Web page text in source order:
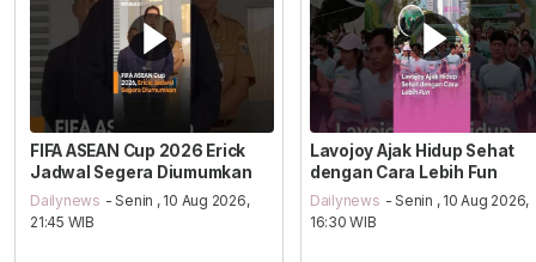
FIFA ASEAN Cup 2026 Erick
Jadwal Segera Diumumkan
Dailynews - Senin , 10 Aug 2026,
21:45 WIB
Lavojoy Ajak Hidup Sehat
dengan Cara Lebih Fun
Dailynews - Senin , 10 Aug 2026,
16:30 WIB